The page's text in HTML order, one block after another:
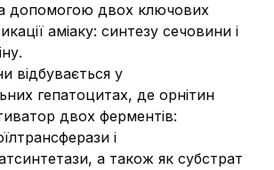
допомогою двох ключових
аміаку: синтезу сечовини і
відбувається у
гепатоцитах, де орнітин
двох ферментів:
і
а також як субстрат